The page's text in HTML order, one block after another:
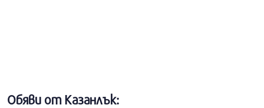
Обяви от Казанлък: